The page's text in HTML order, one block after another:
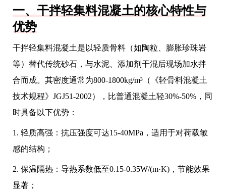
一、干拌轻集料混凝土的核心特性与
优势
干拌轻集料混凝土是以轻质骨料（如陶粒、膨胀珍珠岩
等）替代传统砂石，与水泥、添加剂干混后现场加水拌
合而成。其密度通常为800-1800kg/m³（《轻骨料混凝土
技术规程》JGJ51-2002），比普通混凝土轻30%-50%，同
时具备以下优势：
1. 轻质高强：抗压强度可达15-40MPa，适用于对荷载敏
感的结构；
2. 保温隔热：导热系数低至0.15-0.35W/(m·K)，节能效果
显著；